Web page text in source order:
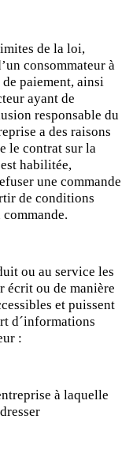
de la loi,
consommateur à
paiement, ainsi
ayant de
responsable du
a des raisons
le contrat sur la
habilitée,
une commande
de conditions
ou au service les
écrit ou de manière
et puissent
d´informations
:
à laquelle